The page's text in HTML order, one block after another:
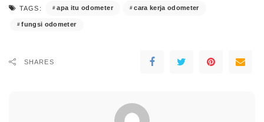
TAGS: apa itu odometer cara kerja odometer
fungsi odometer
SHARES